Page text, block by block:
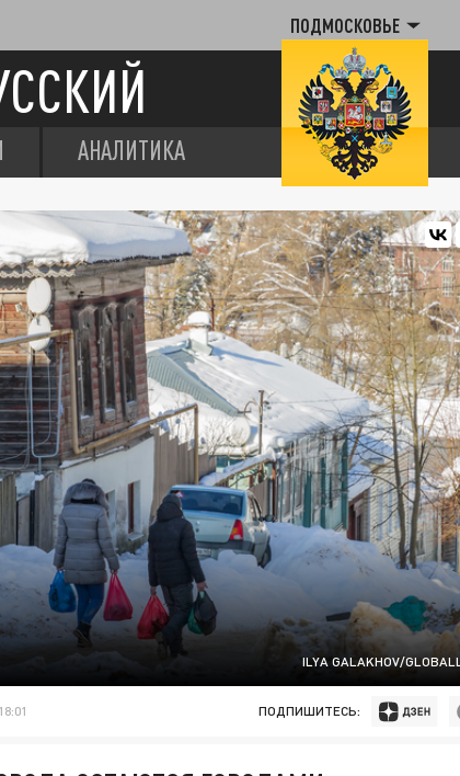
ПОДМОСКОВЬЕ
АНАЛИТИКА
ILYA GALAKHOV/
ПОДПИШИТЕСЬ: